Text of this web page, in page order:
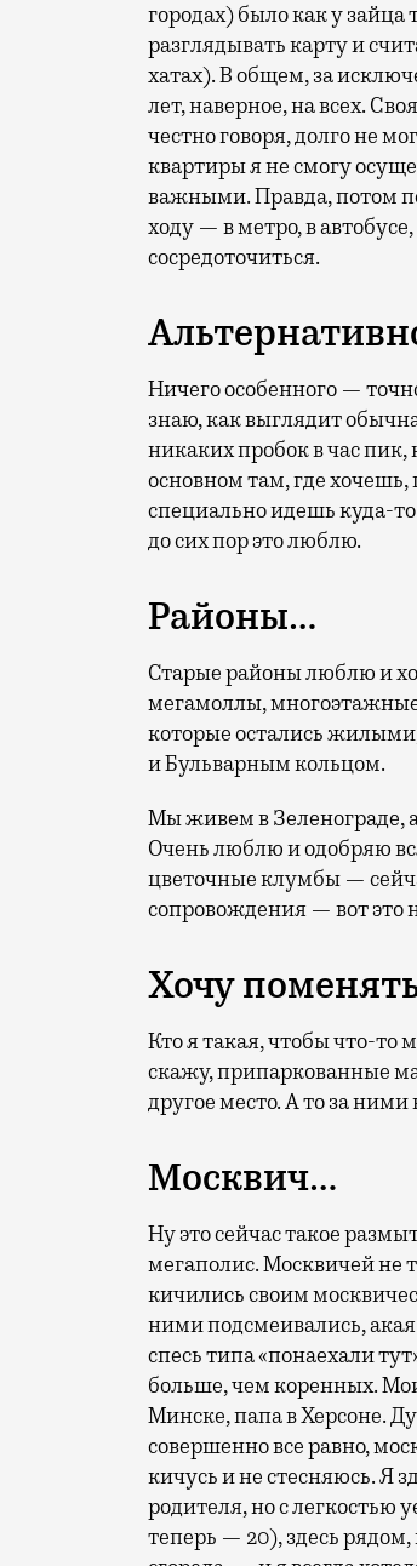
городах) было как у зайца
разглядывать карту и
хатах). В общем, за
лет, наверное, на всех.
честно говоря, долго не
квартиры я не смогу
важными. Правда, потом
ходу — в метро, в
сосредоточиться.
Ничего особенного —
знаю, как выглядит
никаких пробок в час
основном там, где
специально идешь куда-
до сих пор это люблю.
Районы…
Старые районы люблю и
мегамоллы,
которые остались
и Бульварным кольцом.
Мы живем в Зеленограде,
Очень люблю и одобряю
цветочные клумбы —
сопровождения — вот это
Хочу
Кто я такая, чтобы что-
скажу, припаркованные
другое место. А то за ними
Москвич…
Ну это сейчас такое
мегаполис. Москвичей не
кичились своим
ними подсмеивались,
спесь типа «понаехали
больше, чем коренных.
Минске, папа в Херсоне.
совершенно все равно,
кичусь и не стесняюсь. Я
родителя, но с легкостью
теперь — 20), здесь